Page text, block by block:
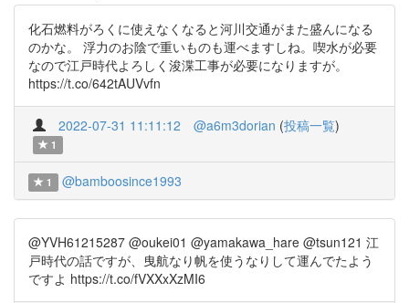
化石燃料がろくに使えなくなると河川交通がまた盛んになる
のかな。 浮力のお陰で重いものも運べますしね。喫水が必要
なので江戸時代よろしく浚渫工事が必要になりますが。
https://t.co/642tAUVvfn
2022-07-31 11:11:12 @a6m3dorian (投稿一覧)
1
1 @bamboosince1993
@YVH61215287 @oukei01 @yamakawa_hare @tsun121 江
戸時代の話ですが、曳航なり帆を使うなりして運んでたよう
ですよ https://t.co/fVXXxXzMI6